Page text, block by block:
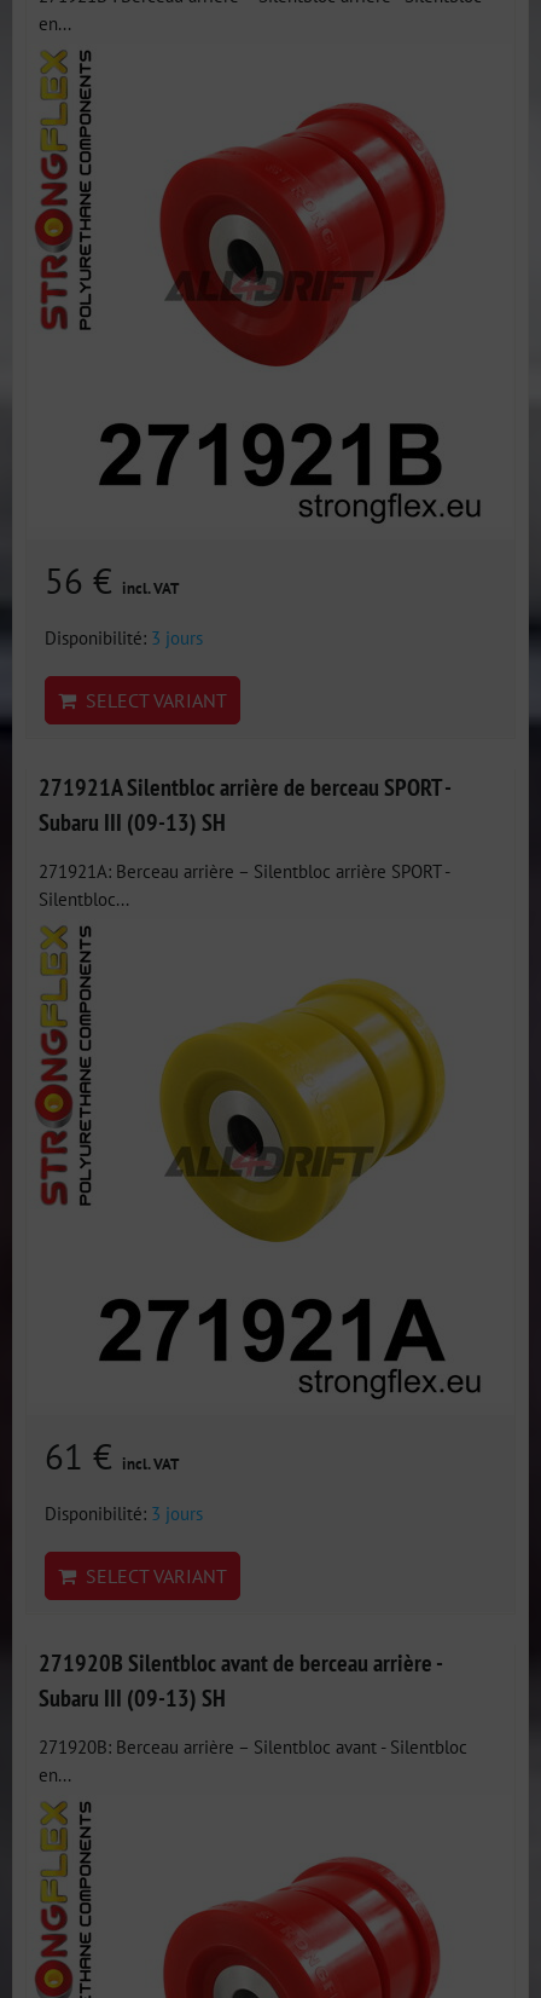
en...
56 € incl. VAT
Disponibilité: 3 jours
SELECT VARIANT
271921A Silentbloc arrière de berceau SPORT -
Subaru III (09-13) SH
271921A: Berceau arrière – Silentbloc arrière SPORT -
Silentbloc...
61 € incl. VAT
Disponibilité: 3 jours
SELECT VARIANT
271920B Silentbloc avant de berceau arrière -
Subaru III (09-13) SH
271920B: Berceau arrière – Silentbloc avant - Silentbloc
en...